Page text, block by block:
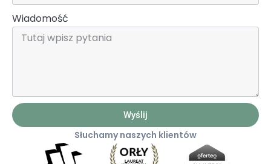
Wiadomość
Wyślij
Słuchamy naszych klientów